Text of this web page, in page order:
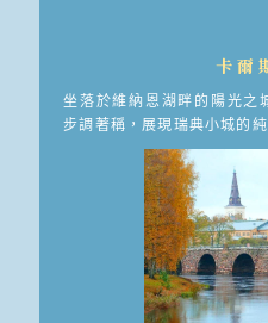
卡爾
坐落於維納恩湖畔的陽光之
步調著稱，展現瑞典小城的純